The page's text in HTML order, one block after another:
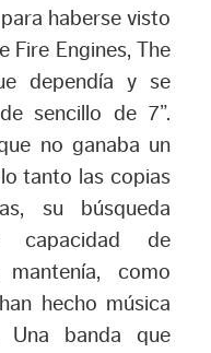
haberse visto
Fire Engines, The
dependía y se
sencillo de 7”.
no ganaba un
tanto las copias
su búsqueda
capacidad de
como
hecho música
Una banda que